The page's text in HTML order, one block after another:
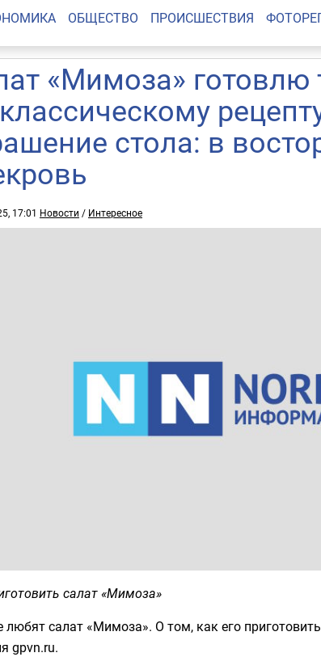
ОБЩЕСТВО ПРОИСШЕСТВИЯ
«Мимоза» готовлю
стола: в
17:01 Новости / Интересное
салат «Мимоза»
любят салат «Мимоза». О том, как его
gpvn.ru.